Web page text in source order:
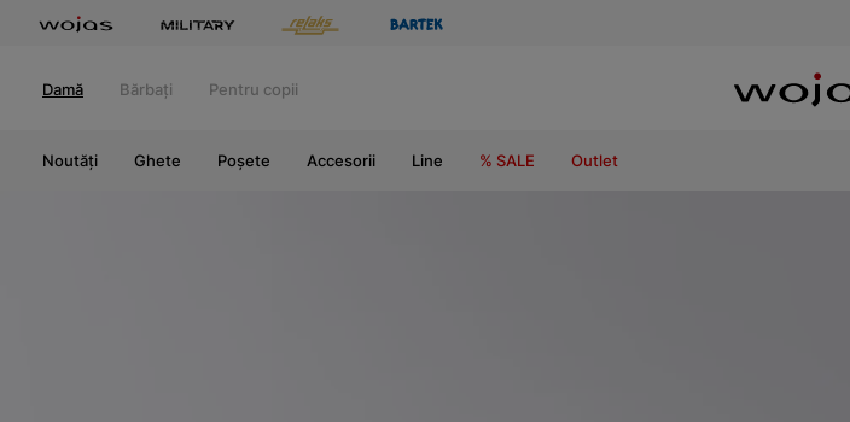
Damă Bărbați Pentru copii
Noutăți Ghete Poșete Accesorii Line % SALE Outlet